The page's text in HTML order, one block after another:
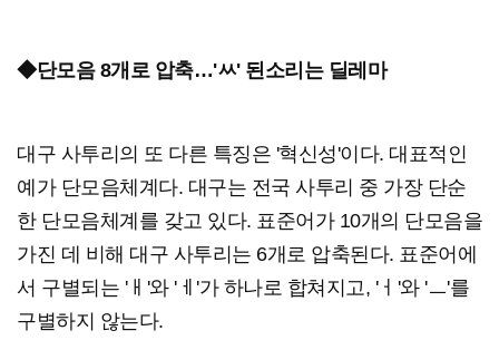
◆단모음 8개로 압축…'ㅆ' 된소리는 딜레마
대구 사투리의 또 다른 특징은 '혁신성'이다. 대표적인
예가 단모음체계다. 대구는 전국 사투리 중 가장 단순
한 단모음체계를 갖고 있다. 표준어가 10개의 단모음을
가진 데 비해 대구 사투리는 6개로 압축된다. 표준어에
서 구별되는 'ㅐ'와 'ㅔ'가 하나로 합쳐지고, 'ㅓ'와 'ㅡ'를
구별하지 않는다.